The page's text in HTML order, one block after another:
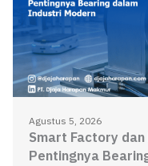
Smart Factory
Pentingnya
Agustus 5, 2026